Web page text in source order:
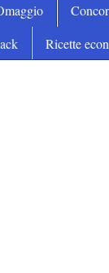
Ricette